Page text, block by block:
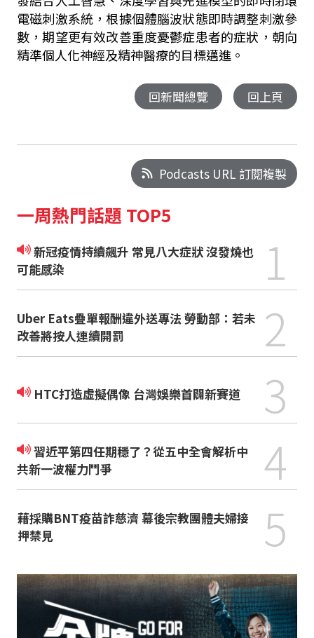
電磁刺激系統，根據個體腦波狀態即時調整刺激參
數，期望更有效改善重度憂鬱症患者的症狀，朝向
精準個人化神經及精神醫療的目標邁進。
回新聞總覽 回上頁
Podcasts URL 訂閱複製
一周熱門話題 TOP5
新冠疫情持續飆升 常見八大症狀 沒發燒也
可能感染
1
Uber Eats疊單報酬違外送專法 勞動部：若未
改善將按人連續開罰
2
HTC打造虛擬偶像 台灣娛樂首闢新賽道 3
習近平第四任期穩了？從五中全會解析中
共新一波權力鬥爭
4
藉採購BNT疫苗詐慈濟 幕後宗教團體夫婦接
押禁見
5